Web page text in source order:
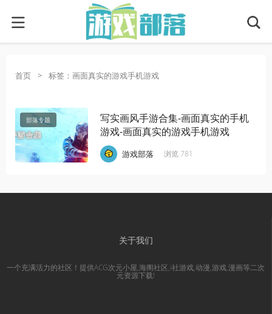
首页 > 标签：画面真实的游戏手机游戏
部落专题
写实画风手游合集-画面真实的手机
游戏-画面真实的游戏手机游戏
游戏部落 浏览 781
关于我们
一个充满活力的社区！提供ACG次元小屋,海阁社区,i社游戏,动漫,游戏,漫画等二次
元资源下载!